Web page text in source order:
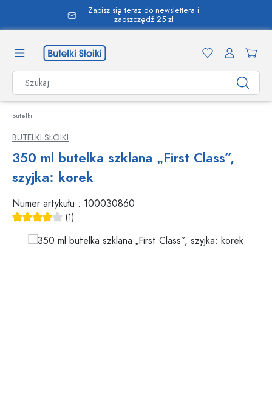
zawartości
Zapisz się teraz do newslettera i
zaoszczędź 25 zł
Butelki
BUTELKI SŁOIKI
350 ml butelka szklana „First Class”,
szyjka: korek
Numer artykułu : 100030860
(1)